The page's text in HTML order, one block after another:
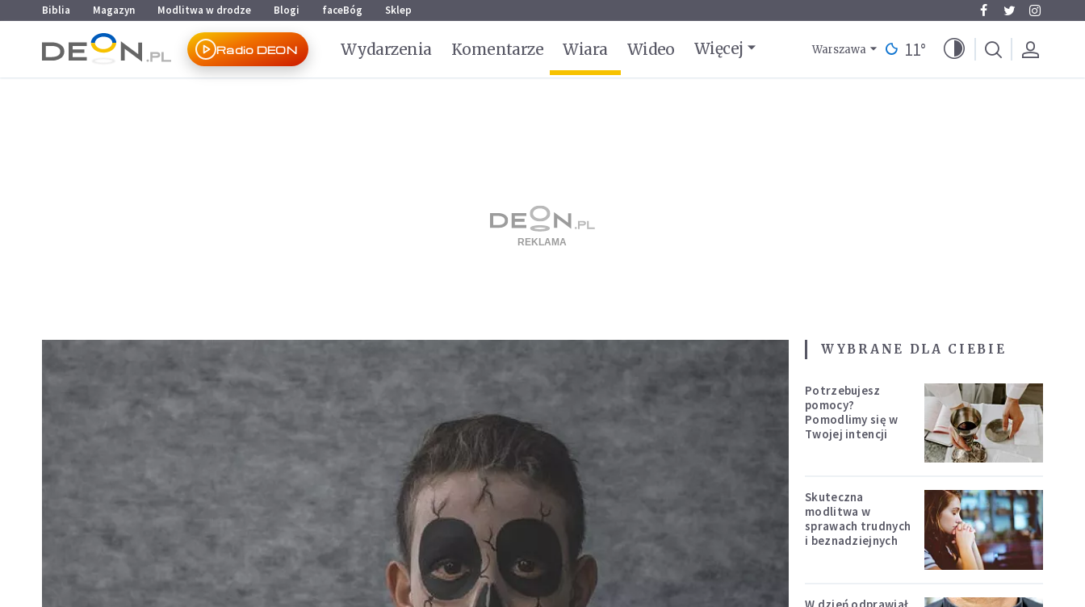
Przejdź do menu głównego
Przejdź do treści
Biblia Magazyn Modlitwa w drodze Blogi faceBóg Sklep
Radio DEON Wydarzenia Komentarze Wiara Wideo Więcej Warszawa 11°
WYBRANE DLA CIEBIE
Potrzebujesz
pomocy?
Pomodlimy się w
Twojej intencji
Skuteczna
modlitwa w
sprawach trudnych
i beznadziejnych
W dzień odprawiał